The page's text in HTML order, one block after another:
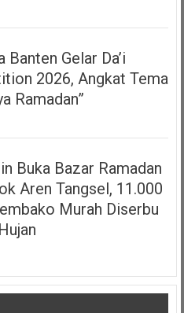
Banten Gelar Da’i
2026, Angkat Tema
Ramadan”
Buka Bazar Ramadan
Aren Tangsel, 11.000
Murah Diserbu